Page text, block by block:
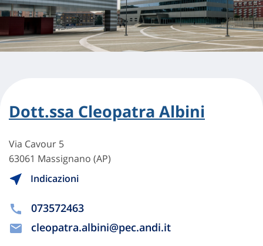
Dott.ssa Cleopatra Albini
Via Cavour 5
63061 Massignano (AP)
Indicazioni
073572463
cleopatra.albini@pec.andi.it